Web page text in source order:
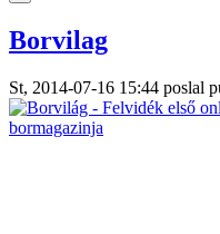
Borvilag
St, 2014-07-16 15:44 poslal